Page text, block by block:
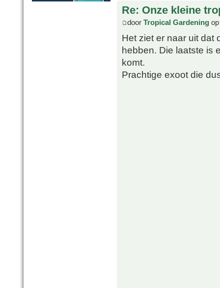
Re: Onze kleine
door Tropical Gardening
Het ziet er naar uit dat
hebben. Die laatste is
komt.
Prachtige exoot die